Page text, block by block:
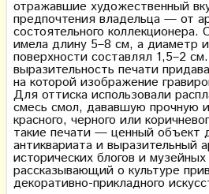
отражавшие художественный
предпочтения владельца — от
состоятельного коллекционера.
имела длину 5–8 см, а диаметр
поверхности составлял 1,5–2
выразительность печати
на которой изображение
Для оттиска использовали
смесь смол, дававшую прочную
красного, черного или
такие печати — ценный объект
антиквариата и выразительный
исторических блогов и
рассказывающий о культуре
декоративно-прикладного